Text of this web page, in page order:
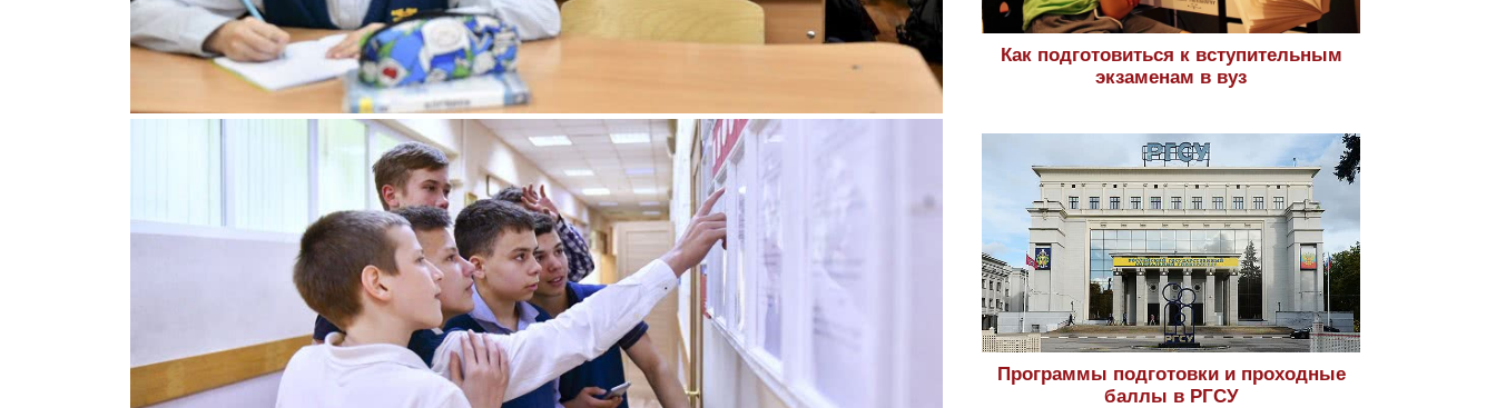
Как подготовиться к вступительным
экзаменам в вуз
Программы подготовки и проходные
баллы в РГСУ